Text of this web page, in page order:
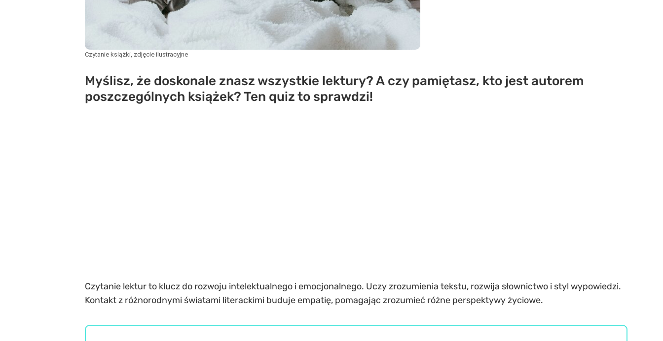
Czytanie książki, zdjęcie ilustracyjne
Myślisz, że doskonale znasz wszystkie lektury? A czy pamiętasz, kto jest autorem
poszczególnych książek? Ten quiz to sprawdzi!
Czytanie lektur to klucz do rozwoju intelektualnego i emocjonalnego. Uczy zrozumienia tekstu, rozwija słownictwo i styl wypowiedzi.
Kontakt z różnorodnymi światami literackimi buduje empatię, pomagając zrozumieć różne perspektywy życiowe.